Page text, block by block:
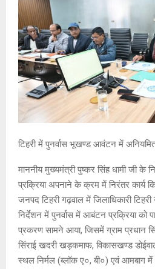
टिहरी में पुनर्वास भूखण्ड आवंटन में
माननीय मुख्यमंत्री पुष्कर सिंह धामी जी के
प्रक्रिया अपनाने के क्रम में निरंतर कार्य
जनपद टिहरी गढ़वाल में जिलाधिकारी
निर्देशन में पुनर्वास में आबंटन प्रक्रिया को
प्रकरण सामने आया, जिसमें ग्राम प्रधान
सिंराई खदरी खड़कमाफ, विकासखण्ड
स्थल निर्मल (ब्लॉक ए०, बी०) एवं